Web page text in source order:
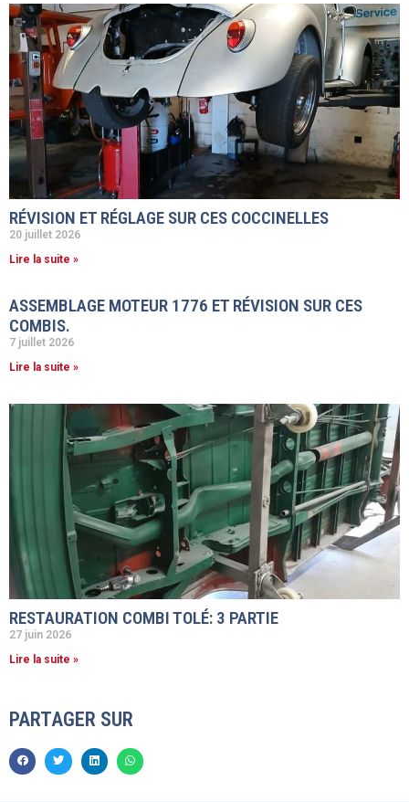
RÉVISION ET RÉGLAGE SUR CES COCCINELLES
20 juillet 2026
Lire la suite »
ASSEMBLAGE MOTEUR 1776 ET RÉVISION SUR CES
COMBIS.
7 juillet 2026
Lire la suite »
RESTAURATION COMBI TOLÉ: 3 PARTIE
27 juin 2026
Lire la suite »
PARTAGER SUR